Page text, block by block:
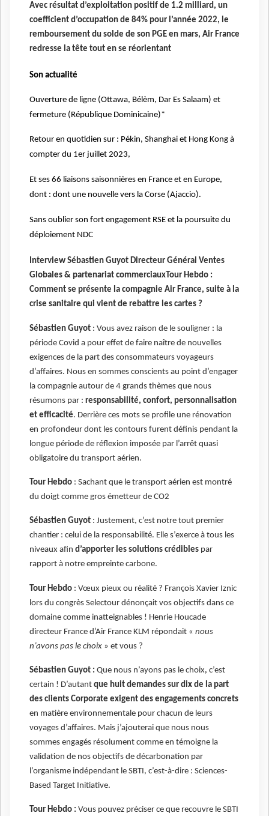
Avec résultat d’exploitation positif de 1.2 milliard, un
coefficient d’occupation de 84% pour l’année 2022, le
remboursement du solde de son PGE en mars, Air France
redresse la tête tout en se réorientant
Son actualité
Ouverture de ligne (Ottawa, Bélèm, Dar Es Salaam) et
fermeture (République Dominicaine)*
Retour en quotidien sur : Pékin, Shanghai et Hong Kong à
compter du 1er juillet 2023,
Et ses 66 liaisons saisonnières en France et en Europe,
dont : dont une nouvelle vers la Corse (Ajaccio).
Sans oublier son fort engagement RSE et la poursuite du
déploiement NDC
Interview Sébastien Guyot Directeur Général Ventes
Globales & partenariat commerciauxTour Hebdo :
Comment se présente la compagnie Air France, suite à la
crise sanitaire qui vient de rebattre les cartes ?
Sébastien Guyot : Vous avez raison de le souligner : la
période Covid a pour effet de faire naître de nouvelles
exigences de la part des consommateurs voyageurs
d’affaires. Nous en sommes conscients au point d’engager
la compagnie autour de 4 grands thèmes que nous
résumons par : responsabilité, confort, personnalisation
et efficacité. Derrière ces mots se profile une rénovation
en profondeur dont les contours furent définis pendant la
longue période de réflexion imposée par l’arrêt quasi
obligatoire du transport aérien.
Tour Hebdo : Sachant que le transport aérien est montré
du doigt comme gros émetteur de CO2
Sébastien Guyot : Justement, c’est notre tout premier
chantier : celui de la responsabilité. Elle s’exerce à tous les
niveaux afin d’apporter les solutions crédibles par
rapport à notre empreinte carbone.
Tour Hebdo : Vœux pieux ou réalité ? François Xavier Iznic
lors du congrès Selectour dénonçait vos objectifs dans ce
domaine comme inatteignables ! Henrie Houcade
directeur France d’Air France KLM répondait « nous
n’avons pas le choix » et vous ?
Sébastien Guyot : Que nous n’ayons pas le choix, c’est
certain ! D’autant que huit demandes sur dix de la part
des clients Corporate exigent des engagements concrets
en matière environnementale pour chacun de leurs
voyages d’affaires. Mais j’ajouterai que nous nous
sommes engagés résolument comme en témoigne la
validation de nos objectifs de décarbonation par
l’organisme indépendant le SBTI, c’est-à-dire : Sciences-
Based Target Initiative.
Tour Hebdo : Vous pouvez préciser ce que recouvre le SBTI